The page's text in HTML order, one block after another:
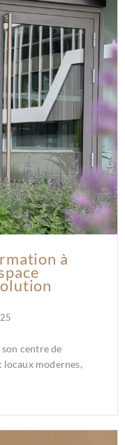
à
centre de
locaux modernes,